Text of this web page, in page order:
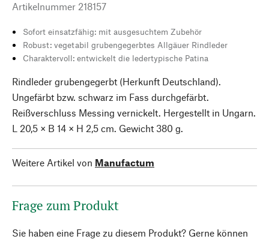
Artikelnummer 218157
Sofort einsatzfähig: mit ausgesuchtem Zubehör
Robust: vegetabil grubengegerbtes Allgäuer Rindleder
Charaktervoll: entwickelt die ledertypische Patina
Rindleder grubengegerbt (Herkunft Deutschland).
Ungefärbt bzw. schwarz im Fass durchgefärbt.
Reißverschluss Messing vernickelt. Hergestellt in Ungarn.
L 20,5 × B 14 × H 2,5 cm. Gewicht 380 g.
Weitere Artikel von Manufactum
Frage zum Produkt
Sie haben eine Frage zu diesem Produkt? Gerne können